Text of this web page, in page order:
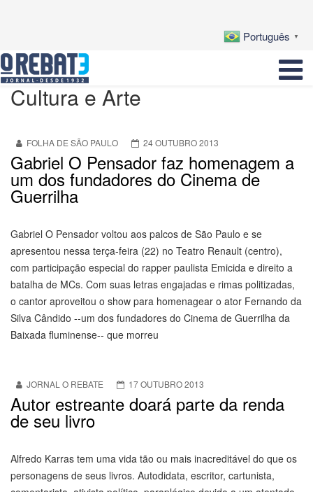
Português ▼
Cultura e Arte
FOLHA DE SÃO PAULO 24 OUTUBRO 2013
Gabriel O Pensador faz homenagem a
um dos fundadores do Cinema de
Guerrilha
Gabriel O Pensador voltou aos palcos de São Paulo e se
apresentou nessa terça-feira (22) no Teatro Renault (centro),
com participação especial do rapper paulista Emicida e direito a
batalha de MCs. Com suas letras engajadas e rimas politizadas,
o cantor aproveitou o show para homenagear o ator Fernando da
Silva Cândido --um dos fundadores do Cinema de Guerrilha da
Baixada fluminense-- que morreu
JORNAL O REBATE 17 OUTUBRO 2013
Autor estreante doará parte da renda
de seu livro
Alfredo Karras tem uma vida tão ou mais inacreditável do que os
personagens de seus livros. Autodidata, escritor, cartunista,